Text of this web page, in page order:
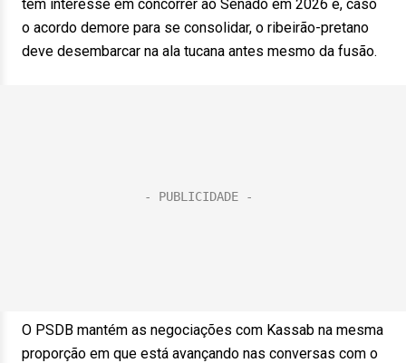
tem interesse em concorrer ao Senado em 2026 e, caso
o acordo demore para se consolidar, o ribeirão-pretano
deve desembarcar na ala tucana antes mesmo da fusão.
O PSDB mantém as negociações com Kassab na mesma
proporção em que está avançando nas conversas com o